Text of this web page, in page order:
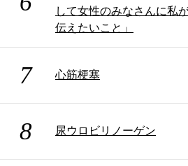
して女性のみなさんに私
伝えたいこと」
7 心筋梗塞
8 尿ウロビリノーゲン